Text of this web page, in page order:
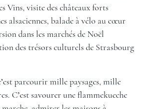
Vins, visite des châteaux forts
alsaciennes, balade à vélo au cœur
dans les marchés de Noël
des trésors culturels de Strasbourg
parcourir mille paysages, mille
C’est savourer une flammekueche